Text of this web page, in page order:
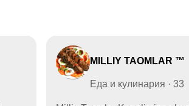
MILLIY TAOMLAR ™
Еда и кулинария · 33